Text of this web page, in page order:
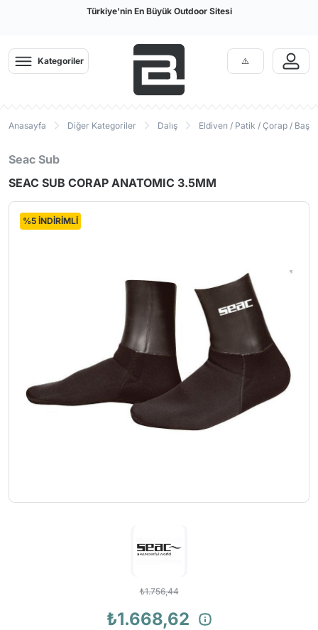
Türkiye'nin En Büyük Outdoor Sitesi
Kategoriler
Anasayfa Diğer Kategoriler Dalış Eldiven / Patik / Çorap / Başlık
Seac Sub
SEAC SUB CORAP ANATOMIC 3.5MM
%5 İNDİRİMLİ
₺1.756,44
₺1.668,62